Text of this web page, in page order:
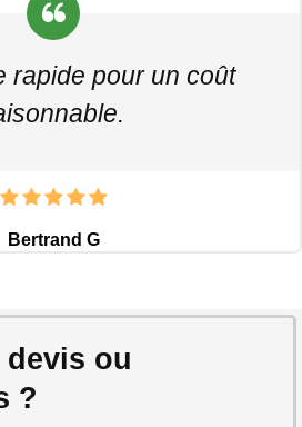
rapide pour un coût
Bertrand G
ou
?